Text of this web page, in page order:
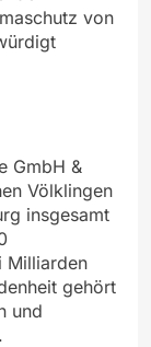
von
GmbH &
Völklingen
insgesamt
Milliarden
gehört
und